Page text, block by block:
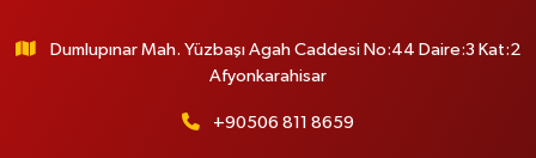
Dumlupınar Mah. Yüzbaşı Agah Caddesi No:44 Daire:3 Kat:2
Afyonkarahisar
+90506 811 8659